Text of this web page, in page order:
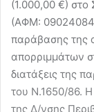
(1.000,00 €)
(ΑΦΜ:
παράβασης της
απορριμμάτων
διατάξεις της
του Ν.1650/86.
της Δ/νσης